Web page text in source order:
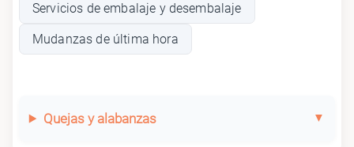
Servicios de embalaje y desembalaje
Mudanzas de última hora
Quejas y alabanzas